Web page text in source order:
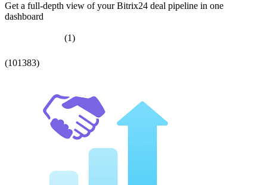
Get a full-depth view of your Bitrix24 deal pipeline in one
dashboard
(1)
(101383)